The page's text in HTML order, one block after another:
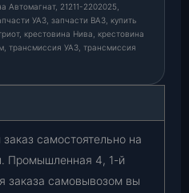
Автомагнат, 21211-2202025,
УАЗ, запчасти ВАЗ, купить
крестовина Нива, крестовина
трансмиссия УАЗ, трансмиссия
самостоятельно на
Промышленная 4, 1-й
заказа самовывозом вы